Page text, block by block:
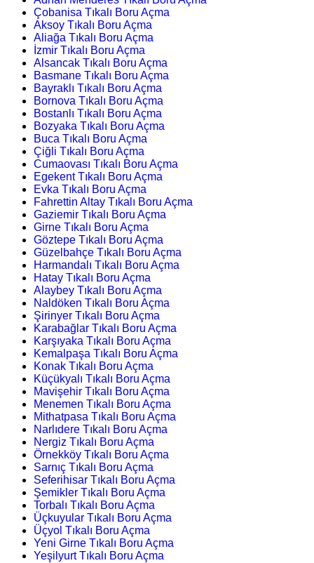
Çobanisa Tıkalı Boru Açma
Aksoy Tıkalı Boru Açma
Aliağa Tıkalı Boru Açma
İzmir Tıkalı Boru Açma
Alsancak Tıkalı Boru Açma
Basmane Tıkalı Boru Açma
Bayraklı Tıkalı Boru Açma
Bornova Tıkalı Boru Açma
Bostanlı Tıkalı Boru Açma
Bozyaka Tıkalı Boru Açma
Buca Tıkalı Boru Açma
Çiğli Tıkalı Boru Açma
Cumaovası Tıkalı Boru Açma
Egekent Tıkalı Boru Açma
Evka Tıkalı Boru Açma
Fahrettin Altay Tıkalı Boru Açma
Gaziemir Tıkalı Boru Açma
Girne Tıkalı Boru Açma
Göztepe Tıkalı Boru Açma
Güzelbahçe Tıkalı Boru Açma
Harmandalı Tıkalı Boru Açma
Hatay Tıkalı Boru Açma
Alaybey Tıkalı Boru Açma
Naldöken Tıkalı Boru Açma
Şirinyer Tıkalı Boru Açma
Karabağlar Tıkalı Boru Açma
Karşıyaka Tıkalı Boru Açma
Kemalpaşa Tıkalı Boru Açma
Konak Tıkalı Boru Açma
Küçükyalı Tıkalı Boru Açma
Mavişehir Tıkalı Boru Açma
Menemen Tıkalı Boru Açma
Mithatpasa Tıkalı Boru Açma
Narlıdere Tıkalı Boru Açma
Nergiz Tıkalı Boru Açma
Örnekköy Tıkalı Boru Açma
Sarnıç Tıkalı Boru Açma
Seferihisar Tıkalı Boru Açma
Şemikler Tıkalı Boru Açma
Torbalı Tıkalı Boru Açma
Üçkuyular Tıkalı Boru Açma
Üçyol Tıkalı Boru Açma
Yeni Girne Tıkalı Boru Açma
Yeşilyurt Tıkalı Boru Açma